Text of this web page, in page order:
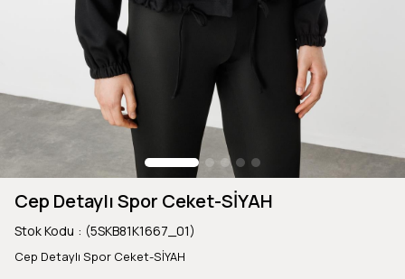
Cep Detaylı Spor Ceket-SİYAH
Stok Kodu (5SKB81K1667_01)
Cep Detaylı Spor Ceket-SİYAH